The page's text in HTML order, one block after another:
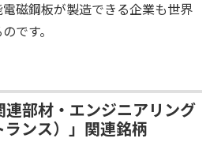
磁鋼板が製造できる企業も世界
です。
部材・エンジニアリング
ンス）」関連銘柄